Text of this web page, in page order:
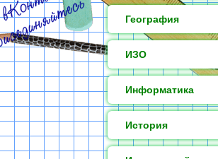
География
ИЗО
Информатика
История